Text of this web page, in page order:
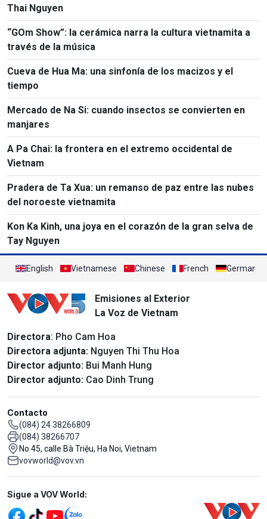
Thai Nguyen
“GOm Show”: la cerámica narra la cultura vietnamita a
través de la música
Cueva de Hua Ma: una sinfonía de los macizos y el
tiempo
Mercado de Na Si: cuando insectos se convierten en
manjares
A Pa Chai: la frontera en el extremo occidental de
Vietnam
Pradera de Ta Xua: un remanso de paz entre las nubes
del noroeste vietnamita
Kon Ka Kinh, una joya en el corazón de la gran selva de
Tay Nguyen
English Vietnamese Chinese French German
Emisiones al Exterior
La Voz de Vietnam
Directora: Pho Cam Hoa
Directora adjunta: Nguyen Thi Thu Hoa
Director adjunto: Bui Manh Hung
Director adjunto: Cao Dinh Trung
Contacto
(084) 24 38266809
(084) 38266707
No 45, calle Bà Triệu, Ha Noi, Vietnam
vovworld@vov.vn
Mạng xã hội
Sigue a VOV World: